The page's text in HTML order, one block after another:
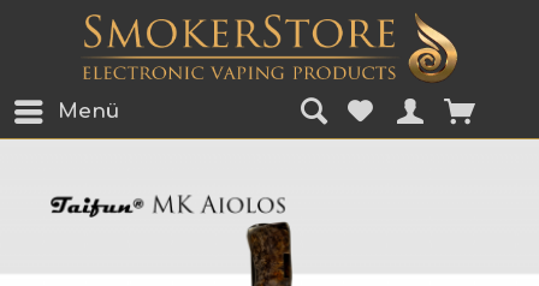
Menü